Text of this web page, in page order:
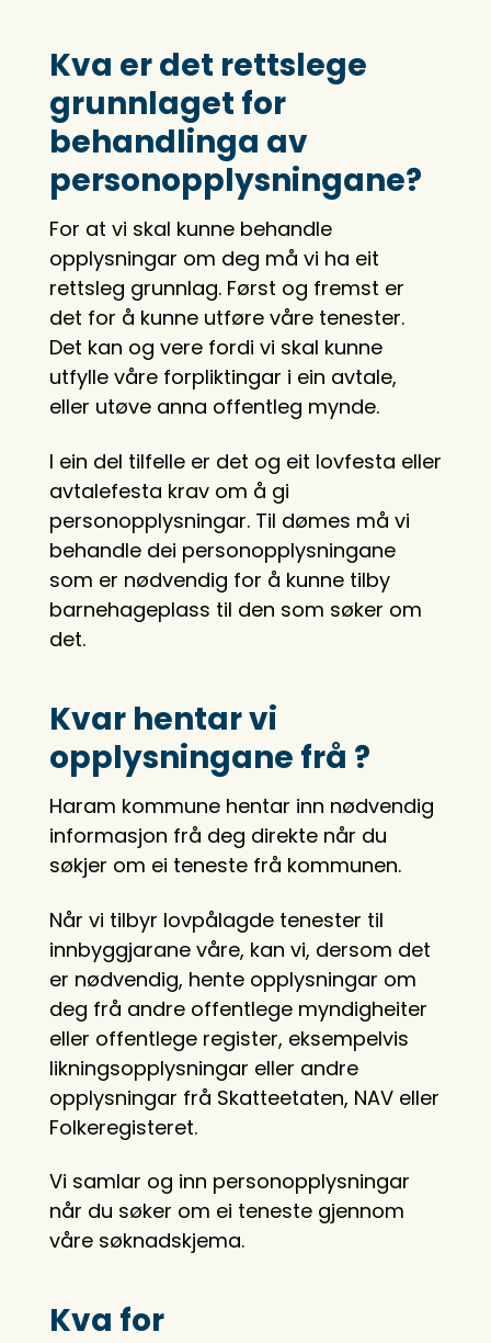
Kva er det rettslege
grunnlaget for
behandlinga av
personopplysningane?
For at vi skal kunne behandle
opplysningar om deg må vi ha eit
rettsleg grunnlag. Først og fremst er
det for å kunne utføre våre tenester.
Det kan og vere fordi vi skal kunne
utfylle våre forpliktingar i ein avtale,
eller utøve anna offentleg mynde.
I ein del tilfelle er det og eit lovfesta eller
avtalefesta krav om å gi
personopplysningar. Til dømes må vi
behandle dei personopplysningane
som er nødvendig for å kunne tilby
barnehageplass til den som søker om
det.
Kvar hentar vi
opplysningane frå ?
Haram kommune hentar inn nødvendig
informasjon frå deg direkte når du
søkjer om ei teneste frå kommunen.
Når vi tilbyr lovpålagde tenester til
innbyggjarane våre, kan vi, dersom det
er nødvendig, hente opplysningar om
deg frå andre offentlege myndigheiter
eller offentlege register, eksempelvis
likningsopplysningar eller andre
opplysningar frå Skatteetaten, NAV eller
Folkeregisteret.
Vi samlar og inn personopplysningar
når du søker om ei teneste gjennom
våre søknadskjema.
Kva for